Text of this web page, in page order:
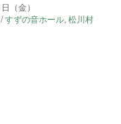
（金）
/すずの音ホール,松川村